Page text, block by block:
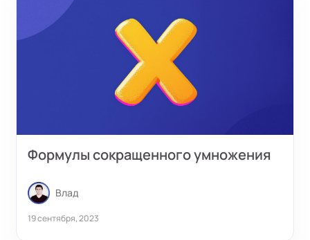
Формулы сокращенного умножения
Влад
19 сентября, 2023